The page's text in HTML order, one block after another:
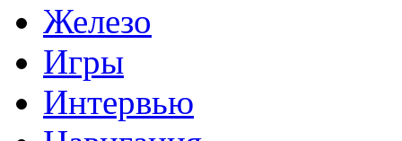
Железо
Игры
Интервью